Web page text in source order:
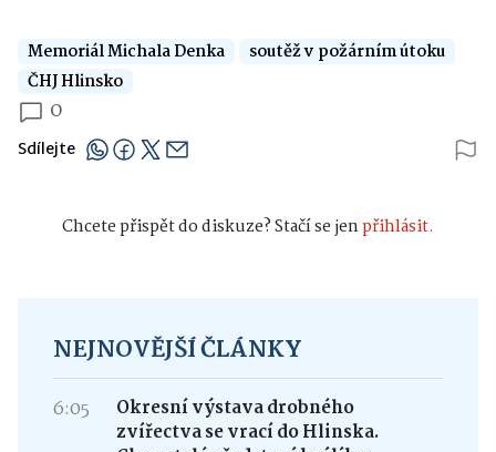
Memoriál Michala Denka
soutěž v požárním útoku
ČHJ Hlinsko
0
Sdílejte
Chcete přispět do diskuze? Stačí se jenpřihlásit.
NEJNOVĚJŠÍ ČLÁNKY
6:05
Okresní výstava drobného
zvířectva se vrací do Hlinska.